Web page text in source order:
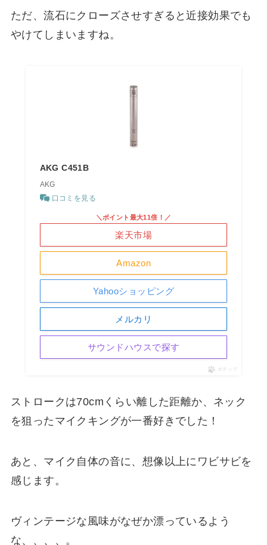
ただ、流石にクローズさせすぎると近接効果でも
やけてしまいますね。
AKG C451B
AKG
口コミを見る
Amazon
＼ポイント最大11倍！／
楽天市場
Yahooショッピング
メルカリ
サウンドハウスで探す
ポチップ
ストロークは70cmくらい離した距離か、ネック
を狙ったマイクキングが一番好きでした！
あと、マイク自体の音に、想像以上にワビサビを
感じます。
ヴィンテージな風味がなぜか漂っているよう
な、、、、。